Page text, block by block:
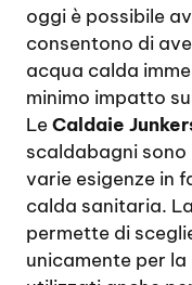
oggi è possibile
consentono di
acqua calda
minimo impatto
LeCaldaie
scaldabagni sono
varie esigenze in
calda sanitaria.
permette di
unicamente per